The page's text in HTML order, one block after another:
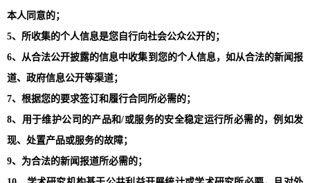
本人同意的；
5、所收集的个人信息是您自行向社会公众公开的；
6、从合法公开披露的信息中收集到您的个人信息，如从合法的新闻报
道、政府信息公开等渠道；
7、根据您的要求签订和履行合同所必需的；
8、用于维护公司的产品和/或服务的安全稳定运行所必需的，例如发
现、处置产品或服务的故障；
9、为合法的新闻报道所必需的；